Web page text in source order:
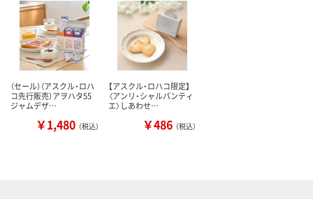
（セール）（アスクル・ロハ
コ先行販売）アヲハタ55
ジャムデザ…
￥1,480 （税込）
【アスクル・ロハコ限定】
〈アンリ・シャルパンティ
エ〉しあわせ…
￥486 （税込）